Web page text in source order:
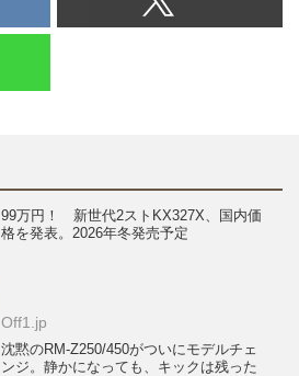
99万円！ 新世代2ストKX327X、国内価
格を発表。2026年冬発売予定
Off1.jp
沈黙のRM-Z250/450がついにモデルチェ
ンジ。静かになっても、キックは残った